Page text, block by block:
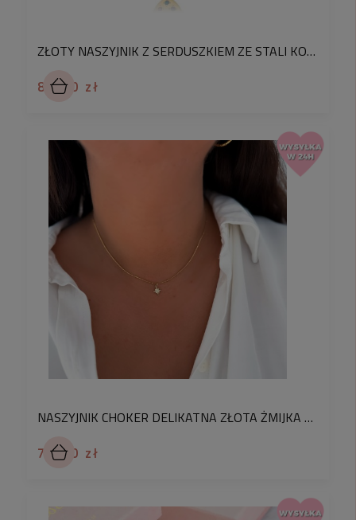
ZŁOTY NASZYJNIK Z SERDUSZKIEM ZE STALI KOLOROWE KRYSZTAŁKI
88,90 zł
NASZYJNIK CHOKER DELIKATNA ZŁOTA ŻMIJKA Z GWIAZDKĄ ZE STALI CHIRURGICZNEJ
79,90 zł